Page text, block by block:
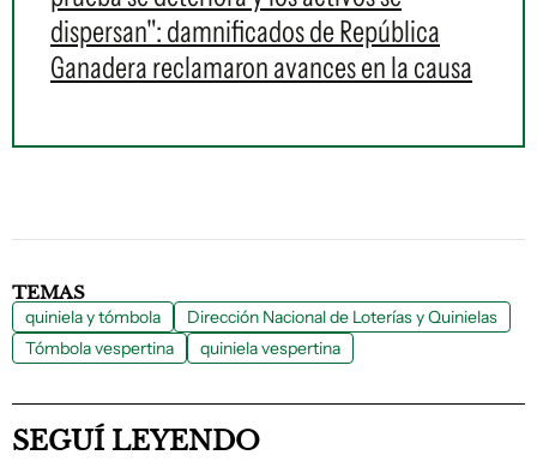
dispersan": damnificados de República
Ganadera reclamaron avances en la causa
TEMAS
quiniela y tómbola
Dirección Nacional de Loterías y Quinielas
Tómbola vespertina
quiniela vespertina
SEGUÍ LEYENDO